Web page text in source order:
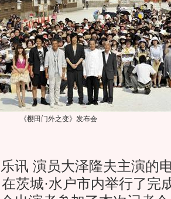
《樱田门外之变》发布会
演员大泽隆夫主演的
茨城·水户市内举行了完